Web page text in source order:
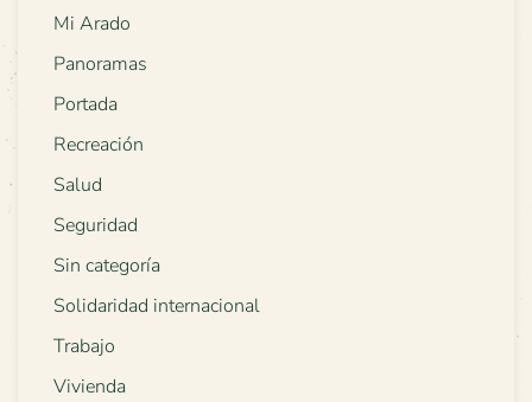
Mi Arado
Panoramas
Portada
Recreación
Salud
Seguridad
Sin categoría
Solidaridad internacional
Trabajo
Vivienda